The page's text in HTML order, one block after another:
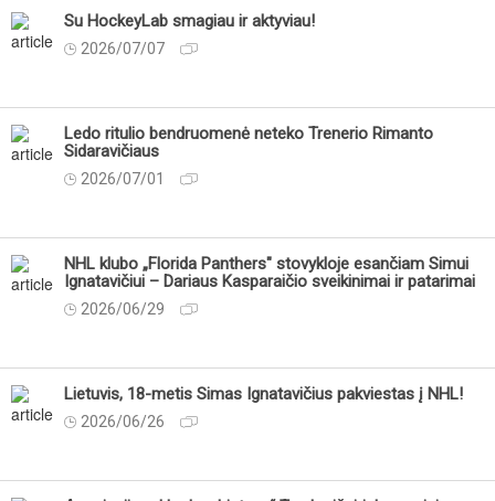
Su HockeyLab smagiau ir aktyviau!
2026/07/07
Ledo ritulio bendruomenė neteko Trenerio Rimanto
Sidaravičiaus
2026/07/01
NHL klubo „Florida Panthers" stovykloje esančiam Simui
Ignatavičiui – Dariaus Kasparaičio sveikinimai ir patarimai
2026/06/29
Lietuvis, 18-metis Simas Ignatavičius pakviestas į NHL!
2026/06/26